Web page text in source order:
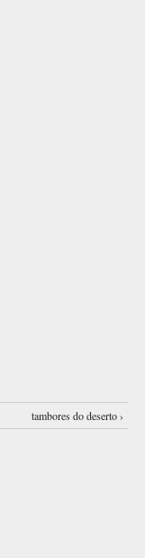
tambores do deserto ›